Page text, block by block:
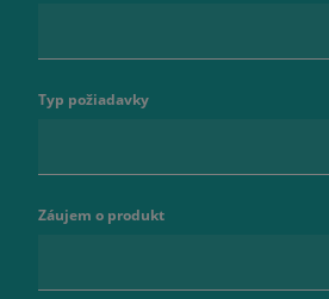
Typ požiadavky
Záujem o produkt